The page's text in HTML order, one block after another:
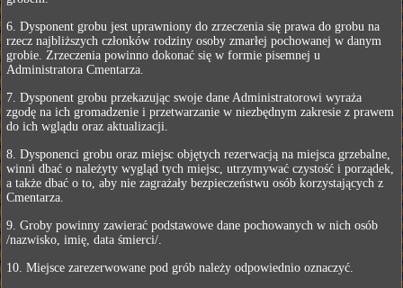
6. Dysponent grobu jest uprawniony do zrzeczenia się prawa do grobu na
rzecz najbliższych członków rodziny osoby zmarłej pochowanej w danym
grobie. Zrzeczenia powinno dokonać się w formie pisemnej u
Administratora Cmentarza.
7. Dysponent grobu przekazując swoje dane Administratorowi wyraża
zgodę na ich gromadzenie i przetwarzanie w niezbędnym zakresie z prawem
do ich wglądu oraz aktualizacji.
8. Dysponenci grobu oraz miejsc objętych rezerwacją na miejsca grzebalne,
winni dbać o należyty wygląd tych miejsc, utrzymywać czystość i porządek,
a także dbać o to, aby nie zagrażały bezpieczeństwu osób korzystających z
Cmentarza.
9. Groby powinny zawierać podstawowe dane pochowanych w nich osób
/nazwisko, imię, data śmierci/.
10. Miejsce zarezerwowane pod grób należy odpowiednio oznaczyć.